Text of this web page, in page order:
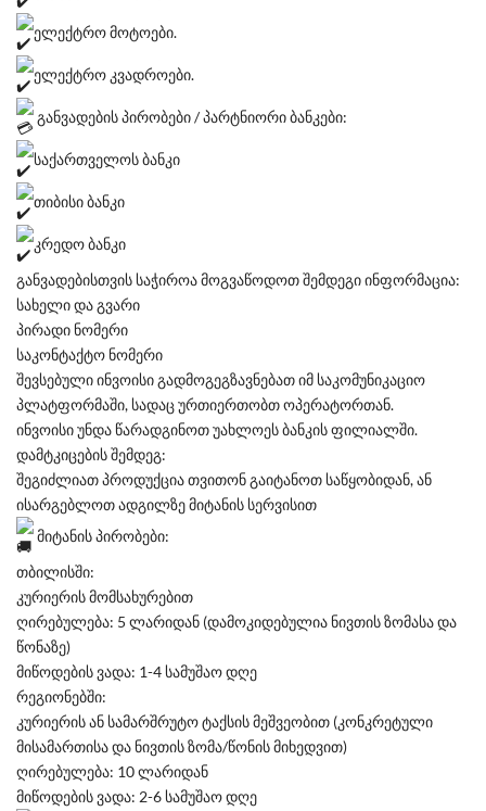
ელექტრო მოტოები.
ელექტრო კვადროები.
განვადების პირობები / პარტნიორი ბანკები:
საქართველოს ბანკი
თიბისი ბანკი
კრედო ბანკი
განვადებისთვის საჭიროა მოგვაწოდოთ შემდეგი ინფორმაცია:
სახელი და გვარი
პირადი ნომერი
საკონტაქტო ნომერი
შევსებული ინვოისი გადმოგეგზავნებათ იმ საკომუნიკაციო
პლატფორმაში, სადაც ურთიერთობთ ოპერატორთან.
ინვოისი უნდა წარადგინოთ უახლოეს ბანკის ფილიალში.
დამტკიცების შემდეგ:
შეგიძლიათ პროდუქცია თვითონ გაიტანოთ საწყობიდან, ან
ისარგებლოთ ადგილზე მიტანის სერვისით
მიტანის პირობები:
თბილისში:
კურიერის მომსახურებით
ღირებულება: 5 ლარიდან (დამოკიდებულია ნივთის ზომასა და
წონაზე)
მიწოდების ვადა: 1-4 სამუშაო დღე
რეგიონებში:
კურიერის ან სამარშრუტო ტაქსის მეშვეობით (კონკრეტული
მისამართისა და ნივთის ზომა/წონის მიხედვით)
ღირებულება: 10 ლარიდან
მიწოდების ვადა: 2-6 სამუშაო დღე